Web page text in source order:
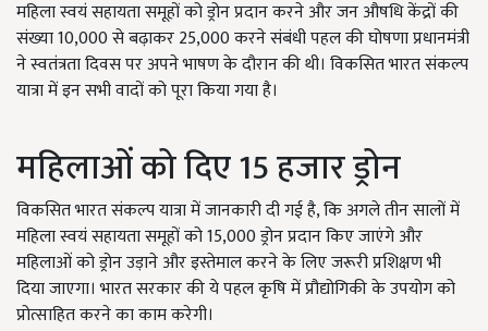
महिला स्वयं सहायता समूहों को ड्रोन प्रदान करने और जन औषधि केंद्रों की
संख्या 10,000 से बढ़ाकर 25,000 करने संबंधी पहल की घोषणा प्रधानमंत्री
ने स्वतंत्रता दिवस पर अपने भाषण के दौरान की थी। विकसित भारत संकल्प
यात्रा में इन सभी वादों को पूरा किया गया है।
महिलाओं को दिए 15 हजार ड्रोन
विकसित भारत संकल्प यात्रा में जानकारी दी गई है, कि अगले तीन सालों में
महिला स्वयं सहायता समूहों को 15,000 ड्रोन प्रदान किए जाएंगे और
महिलाओं को ड्रोन उड़ाने और इस्तेमाल करने के लिए जरूरी प्रशिक्षण भी
दिया जाएगा। भारत सरकार की ये पहल कृषि में प्रौद्योगिकी के उपयोग को
प्रोत्साहित करने का काम करेगी।